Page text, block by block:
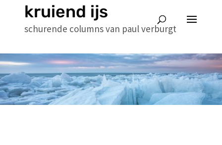
kruiend ijs
schurende columns van paul verburgt